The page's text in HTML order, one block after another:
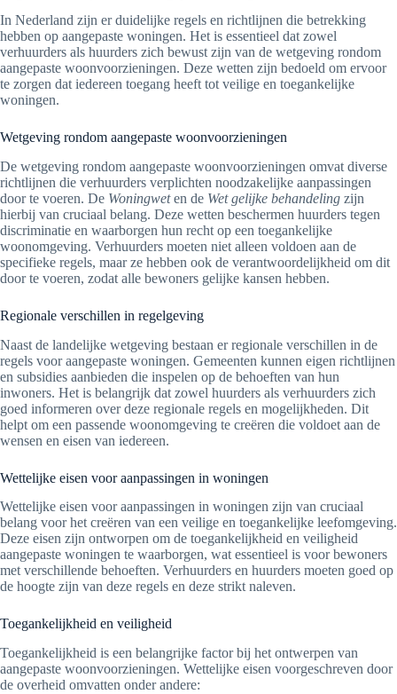
In Nederland zijn er duidelijke regels en richtlijnen die betrekking
hebben op aangepaste woningen. Het is essentieel dat zowel
verhuurders als huurders zich bewust zijn van de wetgeving rondom
aangepaste woonvoorzieningen. Deze wetten zijn bedoeld om ervoor
te zorgen dat iedereen toegang heeft tot veilige en toegankelijke
woningen.
Wetgeving rondom aangepaste woonvoorzieningen
De wetgeving rondom aangepaste woonvoorzieningen omvat diverse
richtlijnen die verhuurders verplichten noodzakelijke aanpassingen
door te voeren. De Woningweten de Wet gelijke behandeling zijn
hierbij van cruciaal belang. Deze wetten beschermen huurders tegen
discriminatie en waarborgen hun recht op een toegankelijke
woonomgeving. Verhuurders moeten niet alleen voldoen aan de
specifieke regels, maar ze hebben ook de verantwoordelijkheid om dit
door te voeren, zodat alle bewoners gelijke kansen hebben.
Regionale verschillen in regelgeving
Naast de landelijke wetgeving bestaan er regionale verschillen in de
regels voor aangepaste woningen. Gemeenten kunnen eigen richtlijnen
en subsidies aanbieden die inspelen op de behoeften van hun
inwoners. Het is belangrijk dat zowel huurders als verhuurders zich
goed informeren over deze regionale regels en mogelijkheden. Dit
helpt om een passende woonomgeving te creëren die voldoet aan de
wensen en eisen van iedereen.
Wettelijke eisen voor aanpassingen in woningen
Wettelijke eisen voor aanpassingen in woningen zijn van cruciaal
belang voor het creëren van een veilige en toegankelijke leefomgeving.
Deze eisen zijn ontworpen om de toegankelijkheid en veiligheid
aangepaste woningen te waarborgen, wat essentieel is voor bewoners
met verschillende behoeften. Verhuurders en huurders moeten goed op
de hoogte zijn van deze regels en deze strikt naleven.
Toegankelijkheid en veiligheid
Toegankelijkheid is een belangrijke factor bij het ontwerpen van
aangepaste woonvoorzieningen. Wettelijke eisen voorgeschreven door
de overheid omvatten onder andere: